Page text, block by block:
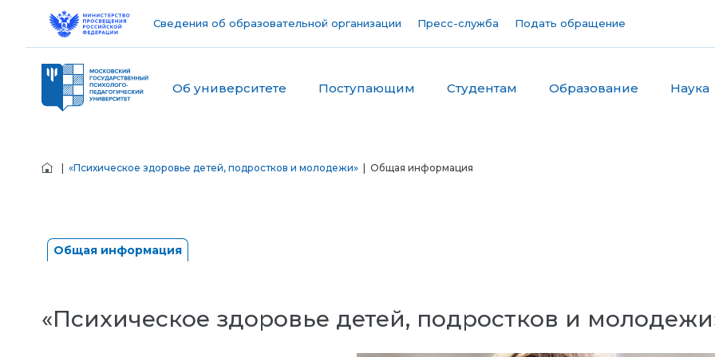
Сведения об образовательной организации Пресс-служба Подать обращение
Об университете Поступающим Студентам Образование Наука
«Психическое здоровье детей, подростков и молодежи» | Общая информация
Общая информация
«Психическое здоровье детей, подростков и